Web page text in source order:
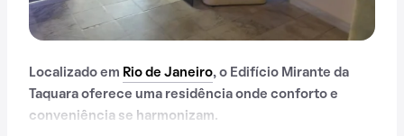
Localizado em Rio de Janeiro, o Edifício Mirante da
Taquara oferece uma residência onde conforto e
conveniência se harmonizam.